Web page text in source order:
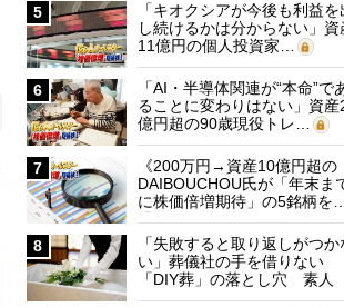
5
「キオクシアが今後も利益を
し続けるかは分からない」資
11億円の個人投資家…
6
「AI・半導体関連が“本命”で
ることに変わりはない」資産
億円超の90歳現役トレ…
7
《200万円→資産10億円超の
DAIBOUCHOU氏が「年末ま
に株価倍増期待」の5銘柄を…
8
「失敗すると取り返しがつか
い」葬儀社の手を借りない
「DIY葬」の落とし穴 素人
に…